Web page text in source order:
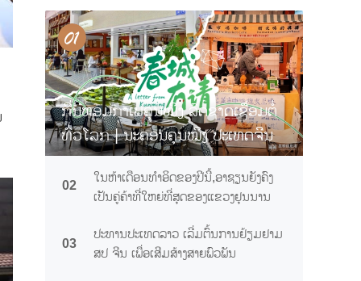
ກິ່ນຫອມກາເຟຄຸນໝິງ ລົດຊາດເຊື່ອມຕໍ່
ທົ່ວໂລກ | ນະຄອນຄຸນໝິງ ປະເທດຈີນ
ການເຊື້ອເຊີນທ່ານຊິມກາເຟຢຸນນານ
02
ໃນຫ້າເດືອນທຳອິດຂອງປີນີ້,ອາຊຽນຍັງຄົງ
ເປັນຄູ່ຄ້າທີ່ໃຫຍ່ທີ່ສຸດຂອງແຂວງຢຸນນານ
03
ປະທານປະເທດລາວ ເລີ່ມຕົ້ນການຢ້ຽມຢາມ
ສປ ຈີນ ເພື່ອເສີມສ້າງສາຍພົວພັນ